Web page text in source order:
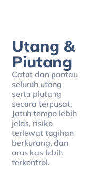
Utang &
Piutang
Catat dan pantau
seluruh utang
serta piutang
secara terpusat.
Jatuh tempo lebih
jelas, risiko
terlewat tagihan
berkurang, dan
arus kas lebih
terkontrol.